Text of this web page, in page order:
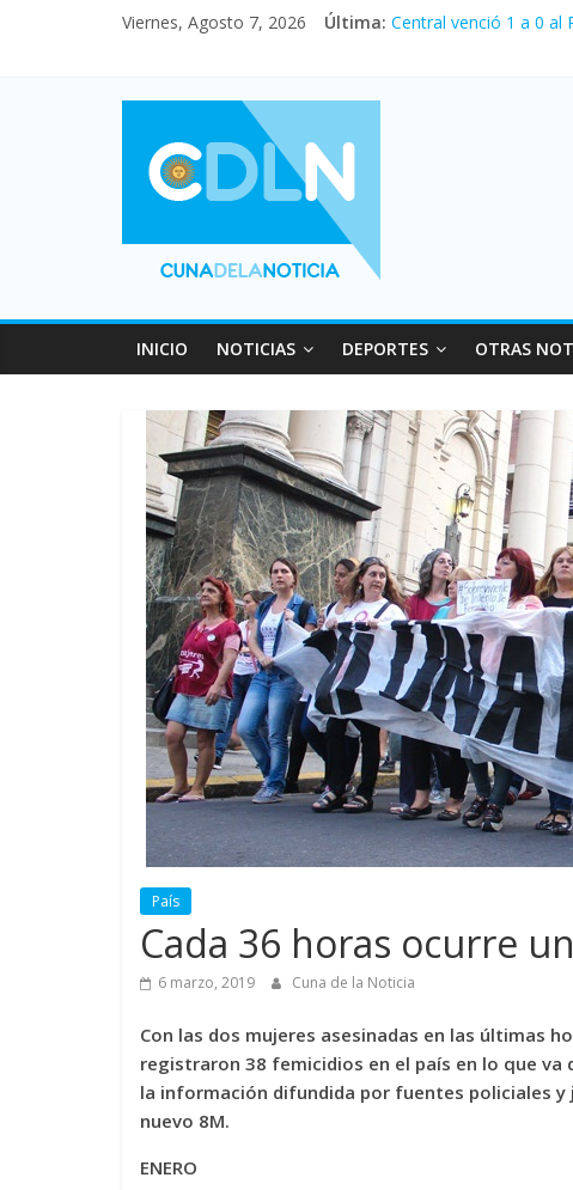
Viernes, Agosto 7, 2026 Última: Central venció 1 a 0 al
Vacaciones de
Fuerte caída de la
INICIO NOTICIAS DEPORTES OTRAS
País
Cada 36 horas ocurre
6 marzo, 2019 Cuna de la Noticia
Con las dos mujeres asesinadas en las últimas
registraron 38 femicidios en el país en lo que va
la información difundida por fuentes policiales y
nuevo 8M.
ENERO